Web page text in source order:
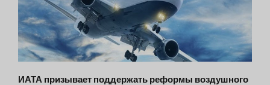
ИАТА призывает поддержать реформы воздушного